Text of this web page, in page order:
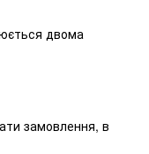
двома
замовлення, в